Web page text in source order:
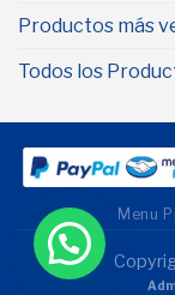
Productos más
Todos los
Menu